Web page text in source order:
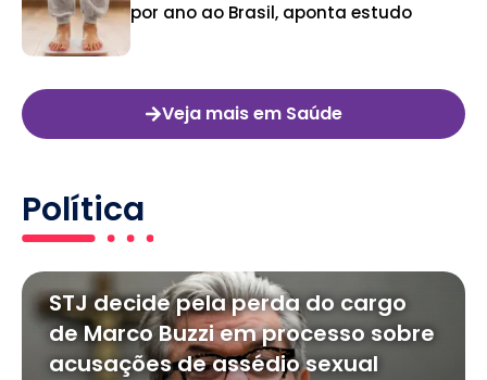
por ano ao Brasil, aponta estudo
Veja mais em Saúde
Política
STJ decide pela perda do cargo
de Marco Buzzi em processo sobre
acusações de assédio sexual